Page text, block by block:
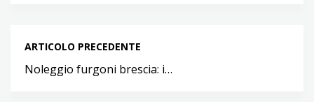
ARTICOLO PRECEDENTE
Noleggio furgoni brescia: i…